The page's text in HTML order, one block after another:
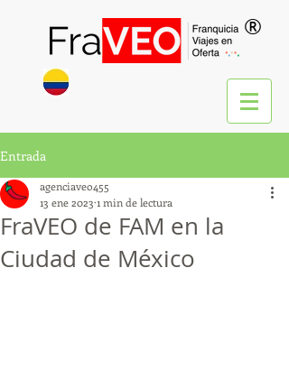
®
Entrada
FraVEO de FAM en la
Ciudad de México
agenciaveo455
13 ene 2023 1 min de lectura